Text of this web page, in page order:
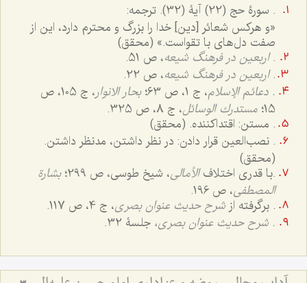
. سورۀ حج (22) آیۀ (32). ترجمه:
«و هرکس شعائر [دین] خدا را بزرگ و محترم دارد، این از
صفت دل‌های با تقواست.» (محقق)
.اربعین در فرهنگ شیعه، ص 51.
.اربعین در فرهنگ شیعه، ص 22.
. دعائم الإسلام، ج ‌1، ص 63؛ بحار الانوار
، ج 105، ص
15؛ مستدرك الوسائل، ج 8، ص 325.
. مستن: اقتداکننده. (محقق)
. نصب‌العین قرار دادن: در نظر داشتن، مدنظر داشتن.
(محقق)
.با قدری اختلافالأمالی، شیخ طوسی، ص 299؛
بشارة
المصطفى، ص 196.
. برگرفته از شرح حدیث عنوان بصری، ج 4، ص 117.
. شرح حدیث عنوان بصری، جلسۀ 32.